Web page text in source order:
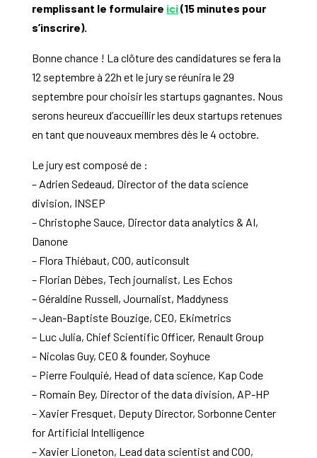
remplissant le formulaire ici(15 minutes pour
s’inscrire).
Bonne chance ! La clôture des candidatures se fera la
12 septembre à 22h et le jury se réunira le 29
septembre pour choisir les startups gagnantes. Nous
serons heureux d’accueillir les deux startups retenues
en tant que nouveaux membres dès le 4 octobre.
Le jury est composé de :
– Adrien Sedeaud, Director of the data science
division, INSEP
– Christophe Sauce, Director data analytics & AI,
Danone
– Flora Thiébaut, COO, auticonsult
– Florian Dèbes, Tech journalist, Les Echos
– Géraldine Russell, Journalist, Maddyness
– Jean-Baptiste Bouzige, CEO, Ekimetrics
– Luc Julia, Chief Scientific Officer, Renault Group
– Nicolas Guy, CEO & founder, Soyhuce
– Pierre Foulquié, Head of data science, Kap Code
– Romain Bey, Director of the data division, AP-HP
– Xavier Fresquet, Deputy Director, Sorbonne Center
for Artificial Intelligence
– Xavier Lioneton, Lead data scientist and COO,